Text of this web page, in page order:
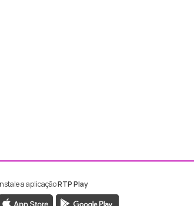
Madeira
RTP Madeira
a aplicaçãoRTP Play